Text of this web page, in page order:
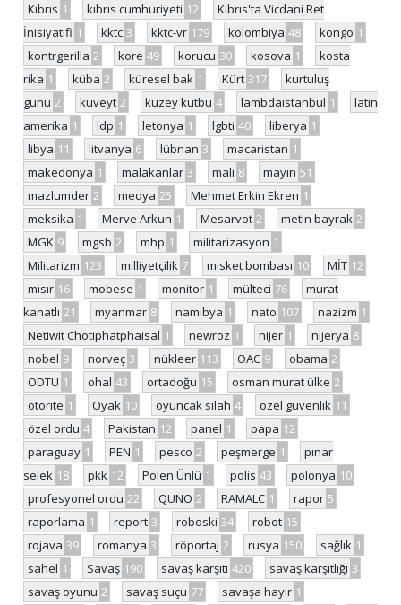
Kıbrıs 1 kıbrıs cumhuriyeti 12
Kıbrıs'ta Vicdani Ret
İnisiyatifi 1 kktc 3 kktc-vr 179 kolombiya 48 kongo 1
kontrgerilla 2 kore 49 korucu 30 kosova 1
kosta
rika 1 küba 2 küresel bak 1 Kürt 317
kurtuluş
günü 2 kuveyt 2 kuzey kutbu 4 lambdaistanbul 1
latin
amerika 1 ldp 1 letonya 1 lgbti 40 liberya 1
libya 11 litvanya 6 lübnan 3 macaristan 1
makedonya 1 malakanlar 3 mali 8 mayın 51
mazlumder 2 medya 25 Mehmet Erkin Ekren 1
meksika 1 Merve Arkun 1 Mesarvot 2 metin bayrak 2
MGK 9 mgsb 2 mhp 1 militarizasyon 1
Militarizm 123 milliyetçilik 7 misket bombası 10 MİT 12
mısır 16 mobese 1 monitor 1 mülteci 76
murat
kanatlı 21 myanmar 8 namibya 1 nato 107 nazizm 1
Netiwit Chotiphatphaisal 1 newroz 1 nijer 1 nijerya 8
nobel 9 norveç 3 nükleer 113 OAC 9 obama 2
ODTÜ 1 ohal 43 ortadoğu 15 osman murat ülke 2
otorite 1 Oyak 10 oyuncak silah 4 özel güvenlik 11
özel ordu 4 Pakistan 12 panel 1 papa 12
paraguay 1 PEN 1 pesco 2 peşmerge 1
pınar
selek 18 pkk 12 Polen Ünlü 1 polis 43 polonya 10
profesyonel ordu 22 QUNO 2 RAMALC 1 rapor 5
raporlama 1 report 3 roboski 34 robot 15
rojava 39 romanya 3 röportaj 2 rusya 150 sağlık 1
sahel 1 Savaş 190 savaş karşıtı 420 savaş karşıtlığı 3
savaş oyunu 2 savaş suçu 77 savaşa hayır 1